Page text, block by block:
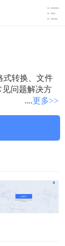
筛选
式转换、文件
问题解决方
....更多>>